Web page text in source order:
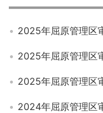
2025年屈原管理区
2025年屈原管理区
2025年屈原管理区
2024年屈原管理区